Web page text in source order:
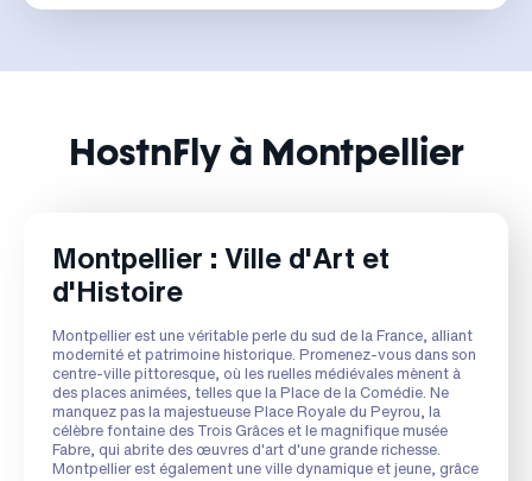
HostnFly à Montpellier
Montpellier : Ville d'Art et
d'Histoire
Montpellier est une véritable perle du sud de la France, alliant
modernité et patrimoine historique. Promenez-vous dans son
centre-ville pittoresque, où les ruelles médiévales mènent à
des places animées, telles que la Place de la Comédie. Ne
manquez pas la majestueuse Place Royale du Peyrou, la
célèbre fontaine des Trois Grâces et le magnifique musée
Fabre, qui abrite des œuvres d'art d'une grande richesse.
Montpellier est également une ville dynamique et jeune, grâce